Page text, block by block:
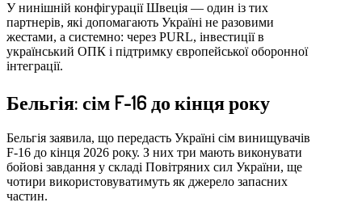
У нинішній конфігурації Швеція — один із тих
партнерів, які допомагають Україні не разовими
жестами, а системно: через PURL, інвестиції в
український ОПК і підтримку європейської оборонної
інтеграції.
Бельгія: сім F-16 до кінця року
Бельгія заявила, що передасть Україні сім винищувачів
F-16 до кінця 2026 року. З них три мають виконувати
бойові завдання у складі Повітряних сил України, ще
чотири використовуватимуть як джерело запасних
частин.